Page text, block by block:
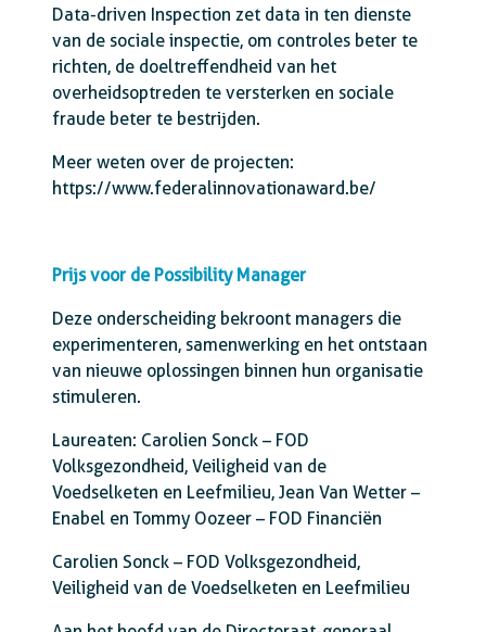
Data-driven Inspection zet data in ten dienste
van de sociale inspectie, om controles beter te
richten, de doeltreffendheid van het
overheidsoptreden te versterken en sociale
fraude beter te bestrijden.
Meer weten over de projecten:
https://www.federalinnovationaward.be/
Prijs voor de Possibility Manager
Deze onderscheiding bekroont managers die
experimenteren, samenwerking en het ontstaan
van nieuwe oplossingen binnen hun organisatie
stimuleren.
Laureaten: Carolien Sonck – FOD
Volksgezondheid, Veiligheid van de
Voedselketen en Leefmilieu, Jean Van Wetter –
Enabel en Tommy Oozeer – FOD Financiën
Carolien Sonck – FOD Volksgezondheid,
Veiligheid van de Voedselketen en Leefmilieu